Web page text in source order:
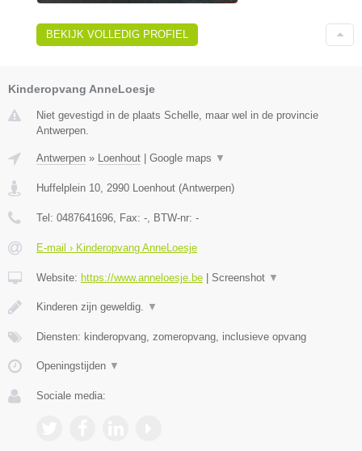
BEKIJK VOLLEDIG PROFIEL
Kinderopvang AnneLoesje
Niet gevestigd in de plaats Schelle, maar wel in de provincie
Antwerpen.
Antwerpen » Loenhout | Google maps ▼
Huffelplein 10 2990 Loenhout (Antwerpen)
Tel: 0487641696 , Fax: - , BTW-nr: -
E-mail › Kinderopvang AnneLoesje
Website: https://www.anneloesje.be | Screenshot ▼
Kinderen zijn geweldig. ▼
Diensten: kinderopvang, zomeropvang, inclusieve opvang
Openingstijden ▼
Sociale media: